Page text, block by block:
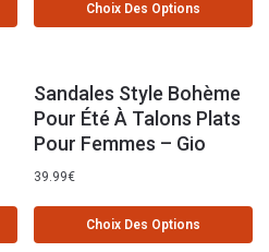
Choix Des Options
Sandales Style Bohème
Pour Été À Talons Plats
Pour Femmes – Gio
39.99€
Choix Des Options